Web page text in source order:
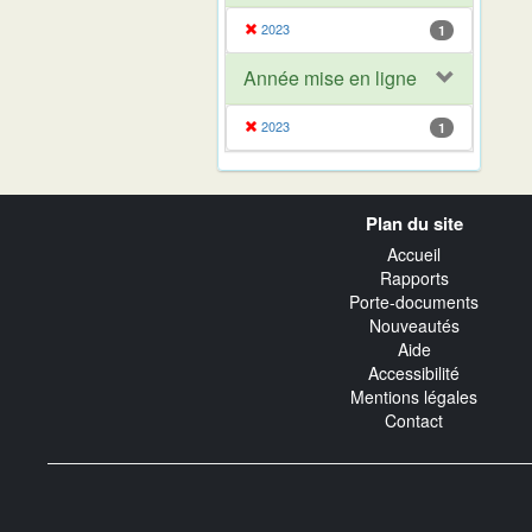
2023 1
Année mise en ligne
2023 1
Plan du site
Accueil
Rapports
Porte-documents
Nouveautés
Aide
Accessibilité
Mentions légales
Contact